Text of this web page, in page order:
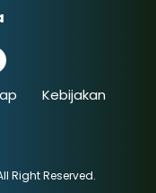
Kebijakan
Right Reserved.